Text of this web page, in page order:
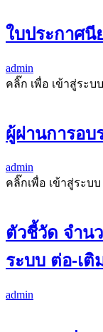
ใบประกาศนี
admin
คลิ๊ก เพื่อ เข้าสู่ระบบ
ผู้ผ่านการอบ
admin
คลิ๊กเพื่อ เข้าสู่ระบบ
ตัวชี้วัด จำน
ระบบ ต่อ-เติ
admin